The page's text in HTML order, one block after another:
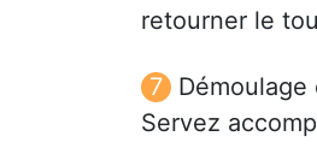
retourner le
Servez